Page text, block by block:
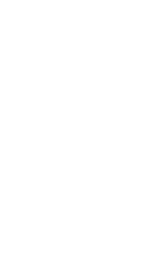
Valoració de